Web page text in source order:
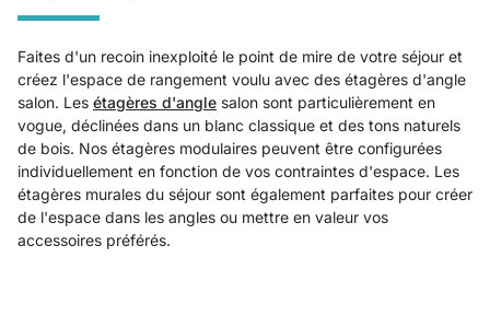
Faites d'un recoin inexploité le point de mire de votre séjour et
créez l'espace de rangement voulu avec des étagères d'angle
salon. Les étagères d'angle salon sont particulièrement en
vogue, déclinées dans un blanc classique et des tons naturels
de bois. Nos étagères modulaires peuvent être configurées
individuellement en fonction de vos contraintes d'espace. Les
étagères murales du séjour sont également parfaites pour créer
de l'espace dans les angles ou mettre en valeur vos
accessoires préférés.